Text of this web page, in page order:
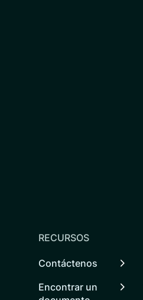
RECURSOS
Contáctenos
Encontrar un